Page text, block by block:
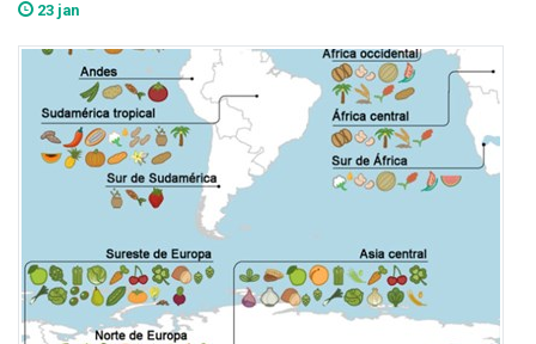
23 jan